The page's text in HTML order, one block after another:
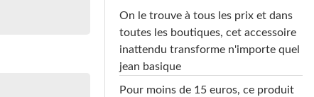
On le trouve à tous les prix et dans
toutes les boutiques, cet accessoire
inattendu transforme n'importe quel
jean basique
Pour moins de 15 euros, ce produit